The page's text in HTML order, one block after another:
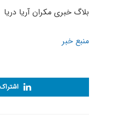
بلاگ خبری مکران آریا دریا
منبع خبر